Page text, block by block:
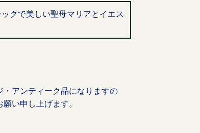
クで美しい聖母マリアとイエス
アンティーク品になりますの
い申し上げます。